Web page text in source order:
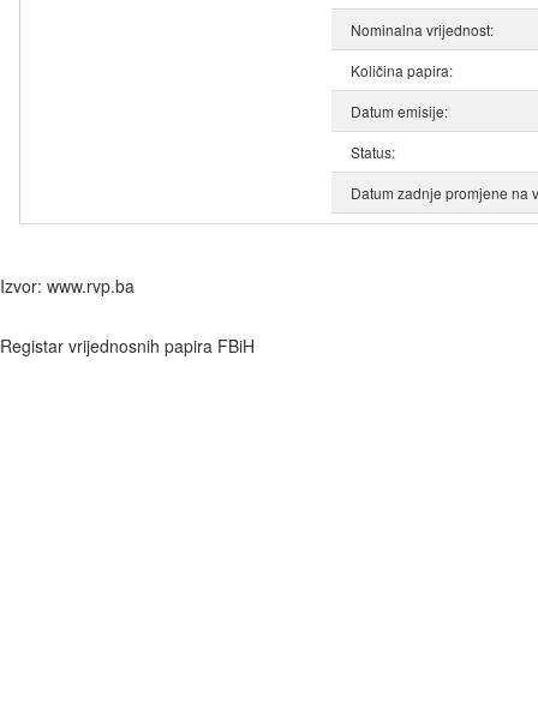
Nominalna vrijednost:
Količina papira:
Datum emisije:
Status:
Datum zadnje promjene na
Izvor: www.rvp.ba
Registar vrijednosnih papira FBiH